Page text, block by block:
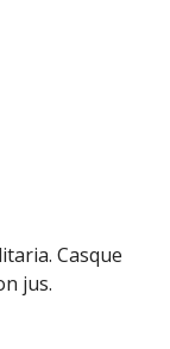
Casque
jus.